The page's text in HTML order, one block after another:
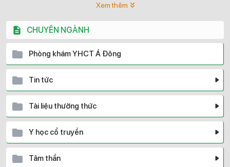
Xem thêm
CHUYÊN NGÀNH
Phòng khám YHCT Á Đông
Tin tức
Tài liệu thường thức
Y học cổ truyền
Tâm thần